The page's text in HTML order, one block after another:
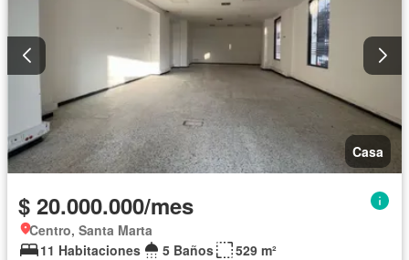
Casa
$ 20.000.000/mes
Centro, Santa Marta
11 Habitaciones
5 Baños
529 m²